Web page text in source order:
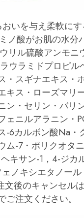
いを与え柔軟に
ノ酸がお肌の水
リル硫酸アンモ
ウラミドプロピル
・スギナエキス・
ス・ローズマリ
ン・セリン・バリ
ニルアラニン・
-6カルボン酸Na・
ム-7・ポリクオタ
キサン-1，4-ジ
ノキシエタノー
後のキャンセル
注文ください。